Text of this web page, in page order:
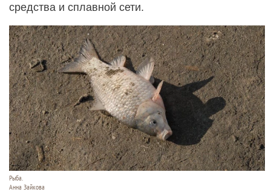
средства и сплавной сети.
Рыба.
Анна Зайкова